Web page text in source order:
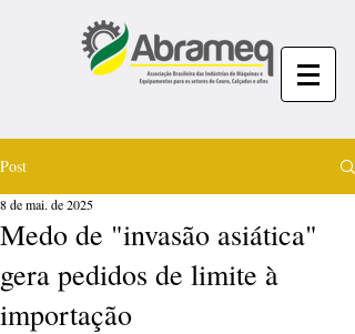
Post
Medo de "invasão asiática"
gera pedidos de limite à
importação
8 de mai. de 2025